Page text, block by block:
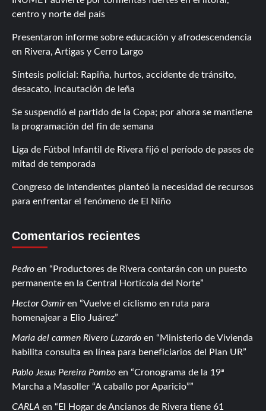
centro y norte del país
Presentaron informe sobre educación y afrodescendencia
en Rivera, Artigas y Cerro Largo
Síntesis policial: Rapiña, hurtos, accidente de tránsito,
desacato, incautación de leña
Se suspendió el partido de la Copa; por ahora se mantiene
la programación del fin de semana
Liga de Fútbol Infantil de Rivera fijó el período de pases de
mitad de temporada
Congreso de Intendentes planteó la necesidad de recursos
para enfrentar el fenómeno de El Niño
Comentarios recientes
Pedro en
Productores de Rivera contarán con un puesto
permanente en la Central Hortícola del Norte
Hector Osmiren
Vuelve el ciclismo en ruta para
homenajear a Elio Juárez
Maria del carmen Rivero Luzardo en
Ministerio de Vivienda
habilita consulta en línea para beneficiarios del Plan UR
Pablo Jesus Pereira Pombo en
Cronograma de la 19ª
Marcha a Masoller “A caballo por Aparicio”
CARLA en El Hogar de Ancianos de Rivera tiene 61